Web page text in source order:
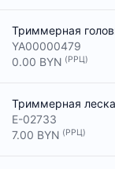
Триммерная
YA00000479
0.00 BYN (РРЦ)
Триммерная
E-02733
7.00 BYN (РРЦ)